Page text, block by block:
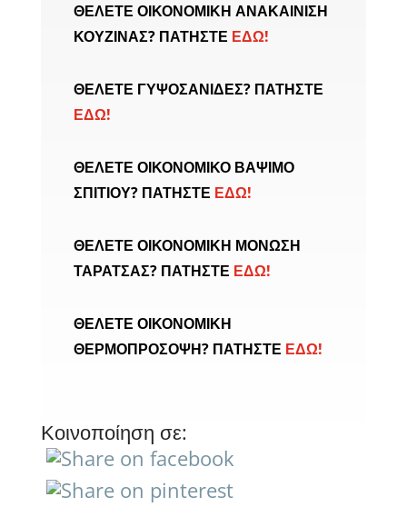
ΘΕΛΕΤΕ ΟΙΚΟΝΟΜΙΚΗ ΑΝΑΚΑΙΝΙΣΗ
ΚΟΥΖΙΝΑΣ? ΠΑΤΗΣΤΕ ΕΔΩ!
ΘΕΛΕΤΕ ΓΥΨΟΣΑΝΙΔΕΣ? ΠΑΤΗΣΤΕ
ΕΔΩ!
ΘΕΛΕΤΕ ΟΙΚΟΝΟΜΙΚΟ ΒΑΨΙΜΟ
ΣΠΙΤΙΟΥ? ΠΑΤΗΣΤΕ ΕΔΩ!
ΘΕΛΕΤΕ ΟΙΚΟΝΟΜΙΚΗ ΜΟΝΩΣΗ
ΤΑΡΑΤΣΑΣ? ΠΑΤΗΣΤΕ ΕΔΩ!
ΘΕΛΕΤΕ ΟΙΚΟΝΟΜΙΚΗ
ΘΕΡΜΟΠΡΟΣΟΨΗ? ΠΑΤΗΣΤΕ ΕΔΩ!
Κοινοποίηση σε: